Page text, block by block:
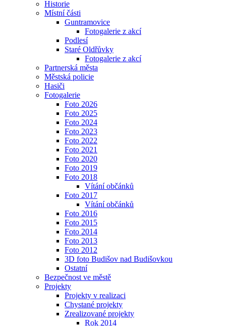
Historie
Místní části
Guntramovice
Fotogalerie z akcí
Podlesí
Staré Oldřůvky
Fotogalerie z akcí
Partnerská města
Městská policie
Hasiči
Fotogalerie
Foto 2026
Foto 2025
Foto 2024
Foto 2023
Foto 2022
Foto 2021
Foto 2020
Foto 2019
Foto 2018
Vítání občánků
Foto 2017
Vítání občánků
Foto 2016
Foto 2015
Foto 2014
Foto 2013
Foto 2012
3D foto Budišov nad Budišovkou
Ostatní
Bezpečnost ve městě
Projekty
Projekty v realizaci
Chystané projekty
Zrealizované projekty
Rok 2014